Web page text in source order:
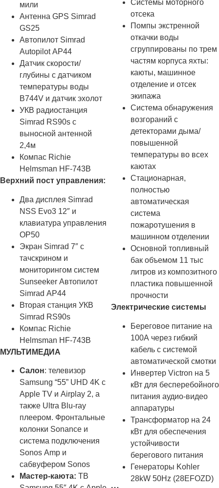
мили
Антенна GPS Simrad
GS25
Автопилот Simrad
Autopilot AP44
Датчик скорости/
глубины с датчиком
температуры воды
B744V и датчик эхолот
УКВ радиостанция
Simrad RS90s с
выносной антенной
2,4м
Компас Richie
Helmsman HF-743B
Верхний пост управления:
Два дисплея Simrad
NSS Evo3 12″ и
клавиатура управления
OP50
Экран Simrad 7″ с
тачскрином и
мониторингом систем
Sunseeker Автопилот
Simrad AP44
Вторая станция УКВ
Simrad RS90s
Компас Richie
Helmsman HF-743B
МУЛЬТИМЕДИА
Салон: телевизор
Samsung “55” UHD 4K с
Apple TV и Airplay 2, а
также Ultra Blu-ray
плеером. Фронтальные
колонки Sonance и
система подключения
Sonos Amp и
сабвуфером Sonos
Мастер-каюта: ТВ
Системы моторного
отсека
Помпы экстренной
откачки воды
сгруппированы по трем
частям корпуса яхты:
каюты, машинное
отделение и отсек
экипажа
Система обнаружения
возгораний с
детекторами дыма/
повышенной
температуры во всех
каютах
Стационарная,
полностью
автоматическая
система
пожаротушения в
машинном отделении
Основной топливный
бак объемом 11 тыс
литров из композитного
пластика повышенной
прочности
Электрические системы
Береговое питание на
100А через гибкий
кабель с системой
автоматической смотки
Инвертер Victron на 5
кВт для бесперебойного
питания аудио-видео
аппаратуры
Трансформатор на 24
кВт для обеспечения
устойчивости
берегового питания
Генераторы Kohler
28kW 50Hz (28EFOZD)